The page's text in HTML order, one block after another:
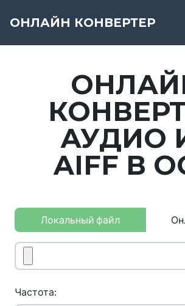
ОНЛАЙН КОНВЕРТЕР
АУДИО
AIFF В
Локальный файл
Частота: